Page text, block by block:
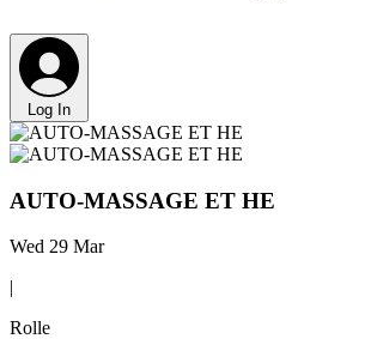
Log In
AUTO-MASSAGE ET HE
Wed 29 Mar
|
Rolle